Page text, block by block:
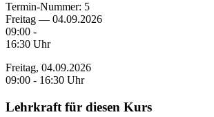
Termin-Nummer: 5
Freitag — 04.09.2026
09:00 -
16:30 Uhr
Freitag, 04.09.2026
09:00 - 16:30 Uhr
Lehrkraft für diesen Kurs